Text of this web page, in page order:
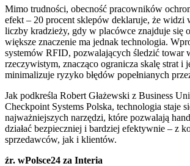
Mimo trudności, obecność pracowników
efekt – 20 procent sklepów deklaruje, że widzi
liczby kradzieży, gdy w placówce znajduje się
większe znaczenie ma jednak technologia.
systemów RFID, pozwalających śledzić towar
rzeczywistym, znacząco ogranicza skalę strat i
minimalizuje ryzyko błędów popełnianych
Jak podkreśla Robert Głażewski z Business
Checkpoint Systems Polska, technologia staje
najważniejszych narzędzi, które pozwalają
działać bezpieczniej i bardziej efektywnie – z
sprzedawców, jak i klientów.
źr. wPolsce24 za Interia